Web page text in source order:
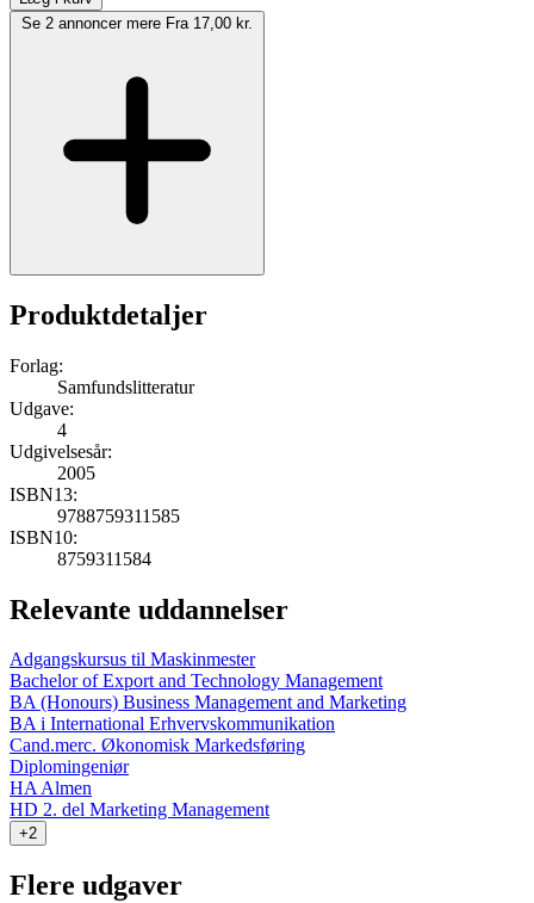
Se 2 annoncer mere Fra 17,00 kr.
Produktdetaljer
Forlag:
Samfundslitteratur
Udgave:
4
Udgivelsesår:
2005
ISBN13:
9788759311585
ISBN10:
8759311584
Relevante uddannelser
Adgangskursus til Maskinmester
Bachelor of Export and Technology Management
BA (Honours) Business Management and Marketing
BA i International Erhvervskommunikation
Cand.merc. Økonomisk Markedsføring
Diplomingeniør
HA Almen
HD 2. del Marketing Management
+2
Flere udgaver